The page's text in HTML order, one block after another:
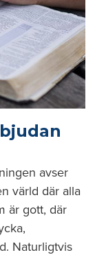
avser
värld där alla
är gott, där
Naturligtvis